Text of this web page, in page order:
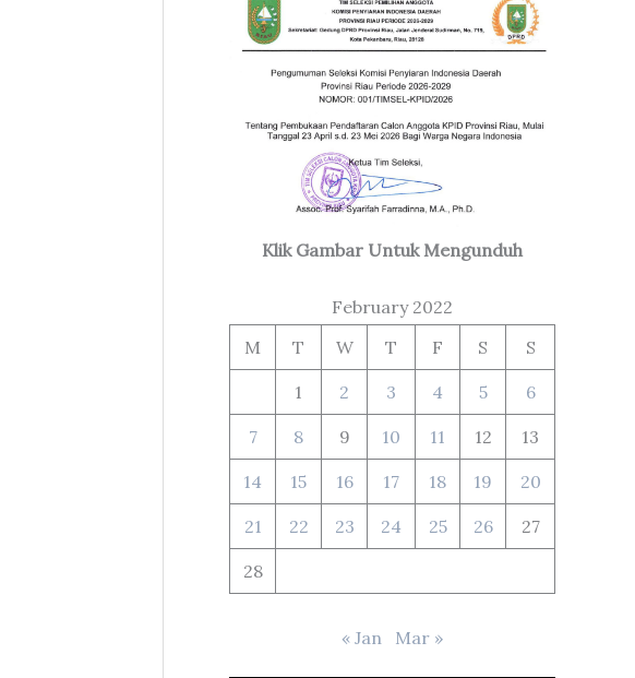
Klik Gambar Untuk Mengunduh
February 2022
M
T W T F S S
1 2 3 4 5 6
7 8 9 10 11 12 13
14 15 16 17 18 19 20
21 22 23 24 25 26 27
28
« Jan Mar »